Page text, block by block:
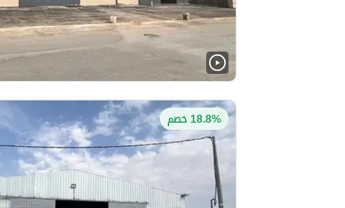
18.8% خصم